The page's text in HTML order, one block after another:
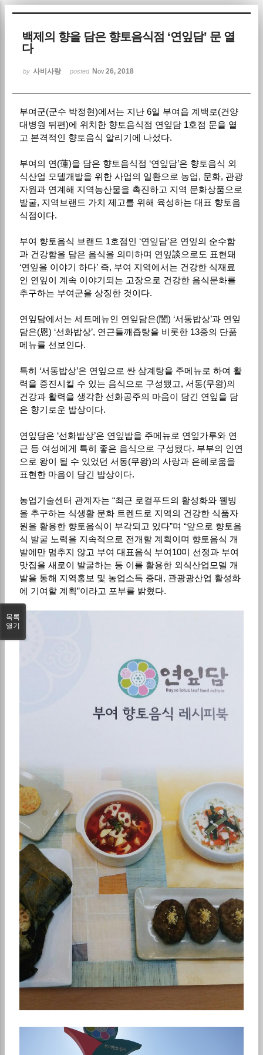
백제의 향을 담은 향토음식점 ‘연잎담’ 문 열
다
by 사비사랑 posted Nov 26, 2018
부여군(군수 박정현)에서는 지난 6일 부여읍 계백로(건양
대병원 뒤편)에 위치한 향토음식점 연잎담 1호점 문을 열
고 본격적인 향토음식 알리기에 나섰다.
부여의 연(蓮)을 담은 향토음식점 ‘연잎담’은 향토음식 외
식산업 모델개발을 위한 사업의 일환으로 농업, 문화, 관광
자원과 연계해 지역농산물을 촉진하고 지역 문화상품으로
발굴, 지역브랜드 가치 제고를 위해 육성하는 대표 향토음
식점이다.
부여 향토음식 브랜드 1호점인 ‘연잎담’은 연잎의 순수함
과 건강함을 담은 음식을 의미하며 연잎談으로도 표현돼
‘연잎을 이야기 하다’ 즉, 부여 지역에서는 건강한 식재료
인 연잎이 계속 이야기되는 고장으로 건강한 음식문화를
추구하는 부여군을 상징한 것이다.
연잎담에서는 세트메뉴인 연잎담은(誾) ‘서동밥상’과 연잎
담은(恩) ‘선화밥상’, 연근들깨즙탕을 비롯한 13종의 단품
메뉴를 선보인다.
특히 ‘서동밥상’은 연잎으로 싼 삼계탕을 주메뉴로 하여 활
력을 증진시킬 수 있는 음식으로 구성됐고, 서동(무왕)의
건강과 활력을 생각한 선화공주의 마음이 담긴 연잎을 담
은 향기로운 밥상이다.
연잎담은 ‘선화밥상’은 연잎밥을 주메뉴로 연잎가루와 연
근 등 여성에게 특히 좋은 음식으로 구성됐다. 부부의 인연
으로 왕이 될 수 있었던 서동(무왕)의 사랑과 은혜로움을
표현한 마음이 담긴 밥상이다.
농업기술센터 관계자는 “최근 로컬푸드의 활성화와 웰빙
을 추구하는 식생활 문화 트렌드로 지역의 건강한 식품자
원을 활용한 향토음식이 부각되고 있다”며 “앞으로 향토음
식 발굴 노력을 지속적으로 전개할 계획이며 향토음식 개
발에만 멈추지 않고 부여 대표음식 부여10미 선정과 부여
맛집을 새로이 발굴하는 등 이를 활용한 외식산업모델 개
발을 통해 지역홍보 및 농업소득 증대, 관광광산업 활성화
에 기여할 계획”이라고 포부를 밝혔다.
목록
열기
Sketchbook5, 스케치북5
Sketchbook5, 스케치북5